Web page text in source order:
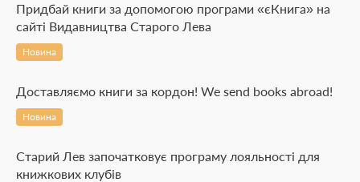
Придбай книги за допомогою програми «єКнига» на
сайті Видавництва Старого Лева
Новина
Доставляємо книги за кордон! We send books abroad!
Новина
Старий Лев започатковує програму лояльності для
книжкових клубів